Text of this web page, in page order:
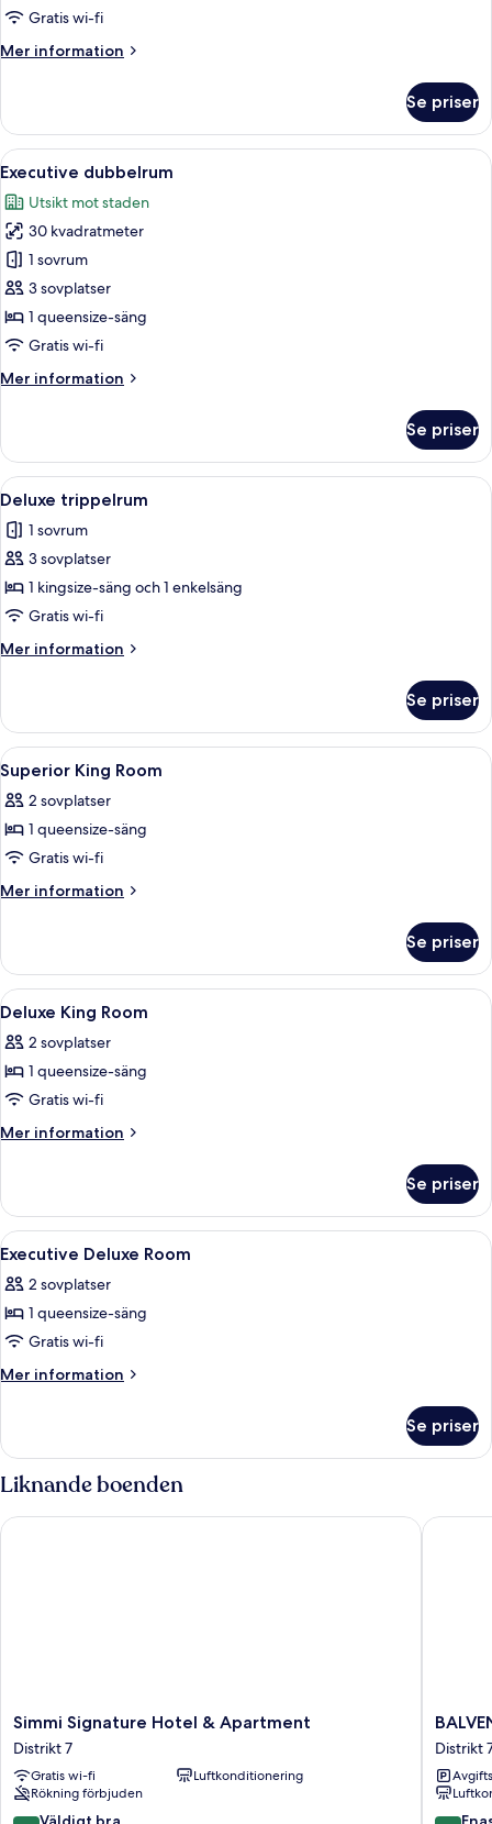
Gratis wi-fi
Mer information
Mer
dubbelrum
Se priser
Öppna
alla
foton
för
Executive
dubbelrum
Ett hotellrum med en stor säng,
10
Executive dubbelrum
Utsikt mot staden
30 kvadratmeter
1 sovrum
3 sovplatser
1 queensize-säng
Gratis wi-fi
Mer information
Mer
dubbelrum
Se priser
Öppna
alla
foton
för
Deluxe
trippelrum
Ett hotellrum med två sängar, ett
15
Deluxe trippelrum
1 sovrum
3 sovplatser
1 kingsize-säng och 1 enkelsäng
Gratis wi-fi
Mer information
Mer
trippelrum
Se priser
Öppna
alla
foton
för
Superior
King
Ett hotellrum med en säng i trä, två
9
Superior King Room
2 sovplatser
1 queensize-säng
Gratis wi-fi
Mer information
Mer
King
Room
Se priser
Öppna
alla
foton
för
Deluxe
King
Ett hotellrum med en säng, ett
14
Deluxe King Room
2 sovplatser
1 queensize-säng
Gratis wi-fi
Mer information
Mer
King
Room
Se priser
Öppna
alla
foton
för
Executive
Deluxe
Ett hotellrum med en säng i trä, ett
9
Executive Deluxe Room
2 sovplatser
1 queensize-säng
Gratis wi-fi
Mer information
Mer
Deluxe
Room
Se priser
Liknande boenden
Simmi
Signature
Hotel
&
Apartment
Distrikt
Simmi Signature Hotel & Apartment
Distrikt 7
Gratis wi-fi
Luftkonditionering
Rökning förbjuden
8.4
Simmi Signature Hotel & Apartment
HOTEL
Phu
My
Hung
SECC
Distrikt
10.0